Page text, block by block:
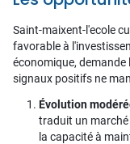
Saint-maixent-l'ecole
favorable à
économique, demande
signaux positifs ne
Évolution
traduit un marché
la capacité à